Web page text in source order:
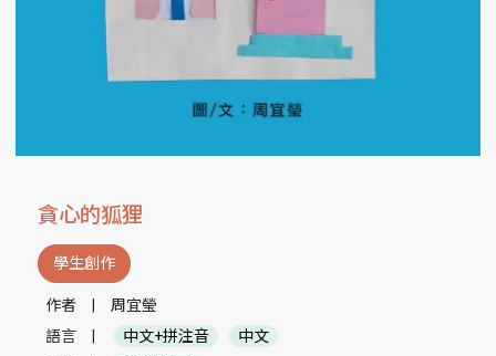
貪心的狐狸
學生創作
作者
周宜瑩
語言
中文+拼注音
中文